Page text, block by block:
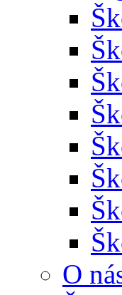
O